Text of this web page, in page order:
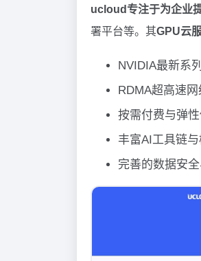
ucloud专注于为企业
署平台等。其GPU云
NVIDIA最新系
RDMA超高速
按需付费与弹
丰富AI工具链
完善的数据安